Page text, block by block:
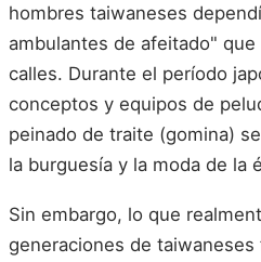
hombres taiwaneses
ambulantes de afeitado"
calles. Durante el período
conceptos y equipos de
peinado de traite (gomina)
la burguesía y la moda de la
Sin embargo, lo que
generaciones de